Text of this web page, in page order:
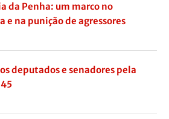
da Penha: um marco no
e na punição de agressores
deputados e senadores pela